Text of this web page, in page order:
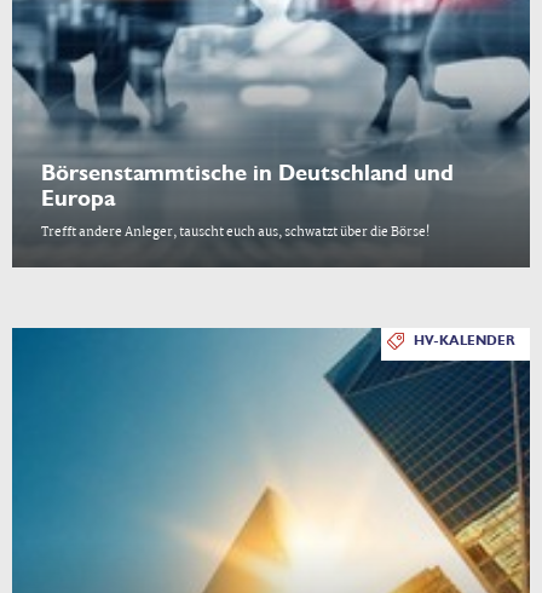
Börsenstammtische in Deutschland und
Europa
Trefft andere Anleger, tauscht euch aus, schwatzt über die Börse!
HV-KALENDER